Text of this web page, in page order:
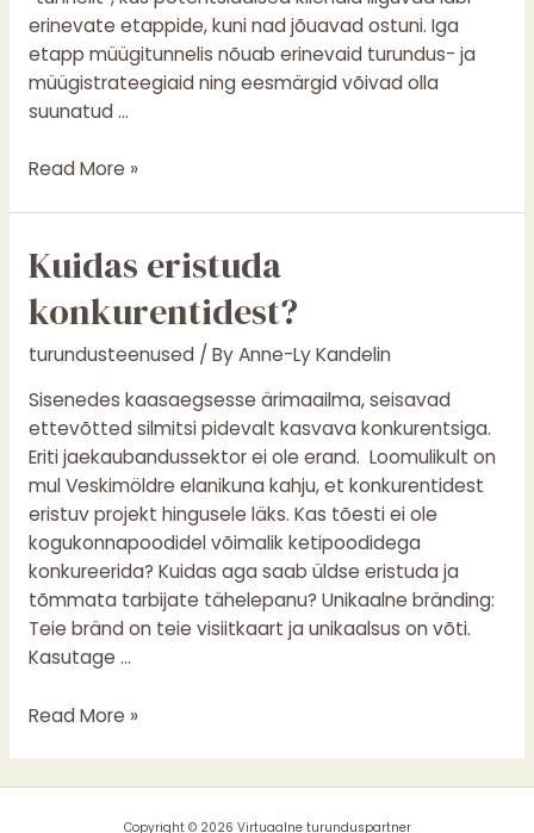
erinevate etappide, kuni nad jõuavad ostuni. Iga
etapp müügitunnelis nõuab erinevaid turundus- ja
müügistrateegiaid ning eesmärgid võivad olla
suunatud …
Read More »
Kuidas eristuda
konkurentidest?
turundusteenused/ ByAnne-Ly Kandelin
Sisenedes kaasaegsesse ärimaailma, seisavad
ettevõtted silmitsi pidevalt kasvava konkurentsiga.
Eriti jaekaubandussektor ei ole erand. Loomulikult on
mul Veskimöldre elanikuna kahju, et konkurentidest
eristuv projekt hingusele läks. Kas tõesti ei ole
kogukonnapoodidel võimalik ketipoodidega
konkureerida? Kuidas aga saab üldse eristuda ja
tõmmata tarbijate tähelepanu? Unikaalne bränding:
Teie bränd on teie visiitkaart ja unikaalsus on võti.
Kasutage …
Kuidas
eristuda
konkurentidest?
Read More »
Copyright © 2026 Virtuaalne turunduspartner